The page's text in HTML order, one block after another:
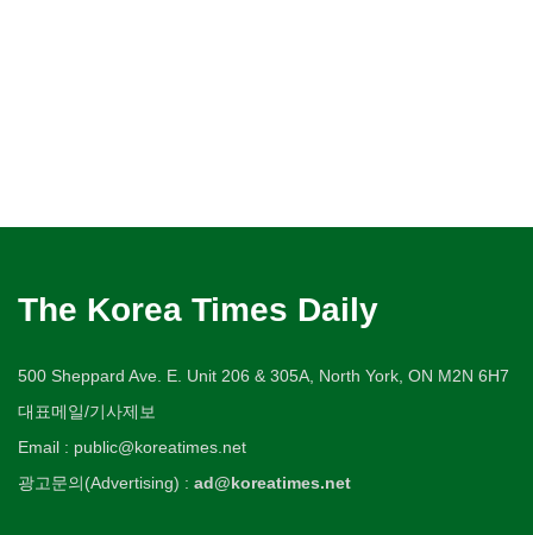
The Korea Times Daily
500 Sheppard Ave. E. Unit 206 & 305A, North York, ON M2N 6H7
대표메일/기사제보
Email : public@koreatimes.net
광고문의(Advertising) : ad@koreatimes.net